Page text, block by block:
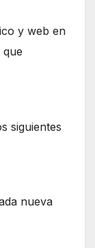
y web en
siguientes
nueva